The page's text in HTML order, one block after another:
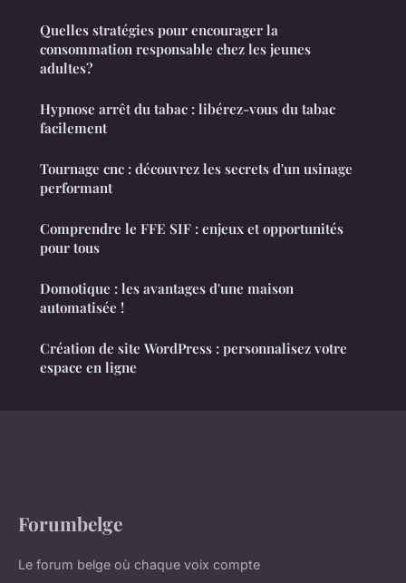
Quelles stratégies pour encourager la
consommation responsable chez les jeunes
adultes?
Hypnose arrêt du tabac : libérez-vous du tabac
facilement
Tournage cnc : découvrez les secrets d'un usinage
performant
Comprendre le FFE SIF : enjeux et opportunités
pour tous
Domotique : les avantages d'une maison
automatisée !
Création de site WordPress : personnalisez votre
espace en ligne
Forumbelge
Le forum belge où chaque voix compte